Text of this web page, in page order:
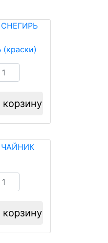
корзину
корзину